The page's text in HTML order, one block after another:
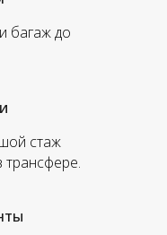
багаж до
стаж